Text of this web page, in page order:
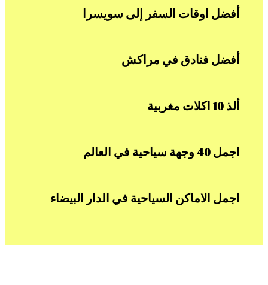
أفضل اوقات السفر إلى سويسرا
أفضل فنادق في مراكش
ألذ 10 اكلات مغربية
اجمل 40 وجهة سياحية في العالم
اجمل الاماكن السياحية في الدار البيضاء